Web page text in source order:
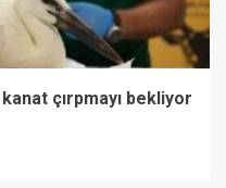
çırpmayı bekliyor